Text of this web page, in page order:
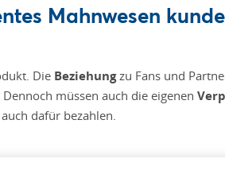
Mahnwesen
Die Beziehungzu Fans und
müssen auch die eigenen
dafür bezahlen.